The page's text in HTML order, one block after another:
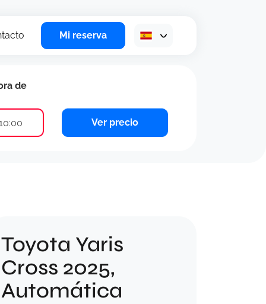
Mi reserva
de
Ver precio
Toyota Yaris
Cross 2025,
Automática